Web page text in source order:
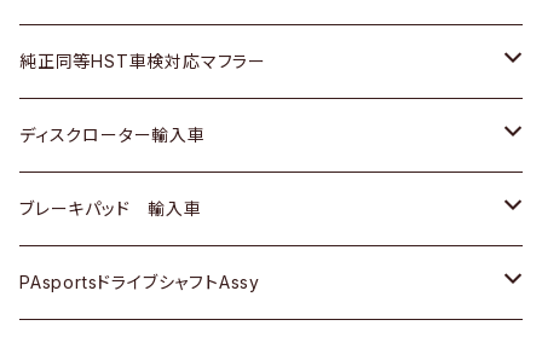
スバル
三菱
スバル
ダイハツ
マツダ
三菱
スバル
ダイハツ
マツダ
三菱
スバル
いすゞ
ダイハツ
マツダ
三菱
スズキ
日産
ダイハツ
マツダ
ホンダ
スズキ
日産
ダイハツ
ホンダ
スズキ
日産
ダイハツ
純正同等HST車検対応マフラー
トヨタ
ホンダ
スズキ
ディスクローター輸入車
ＡＵＤＩ
ＢＥＮＺ
ブレーキパッド 輸入車
ＢＥＮＺ
PAsportsドライブシャフトAssy